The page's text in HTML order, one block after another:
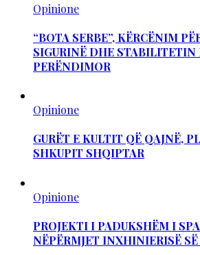
Opinione
“BOTA SERBE”, KËRCËNIM
SIGURINË DHE
PERËNDIMOR
Opinione
GURËT E KULTIT QË QAJNË,
SHKUPIT SHQIPTAR
Opinione
PROJEKTI I PADUKSHËM I
NËPËRMJET INXHINIERISË